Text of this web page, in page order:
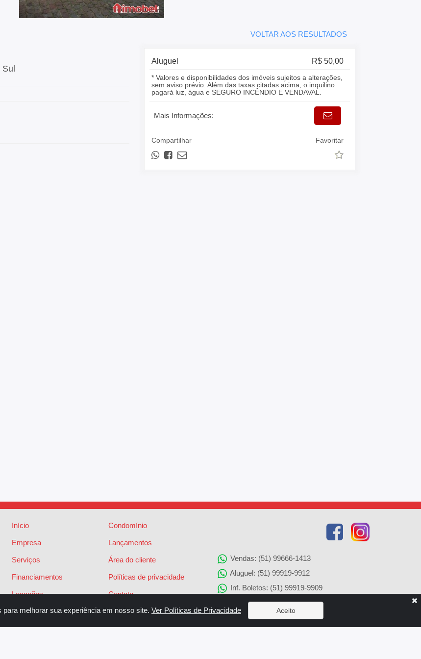
VOLTAR AOS RESULTADOS
Aluguel R$ 50,00
* Valores e disponibilidades dos imóveis sujeitos a alterações,
sem aviso prévio. Além das taxas citadas acima, o inquilino
pagará luz, água e SEGURO INCÊNDIO E VENDAVAL.
Mais Informações:
Compartilhar Favoritar
Início
Empresa
Serviços
Financiamentos
Locações
Vendas
Condomínio
Lançamentos
Área do cliente
Políticas de privacidade
Contato
Vendas: (51) 99666-1413
Aluguel: (51) 99919-9912
Inf. Boletos: (51) 99919-9909
Agenciamento de Imóveis: (51) 99919-9905
Solicitação de Reparos: (51) 99919-9907
melhorar sua experiência em nosso site. Ver Políticas de Privacidade Aceito